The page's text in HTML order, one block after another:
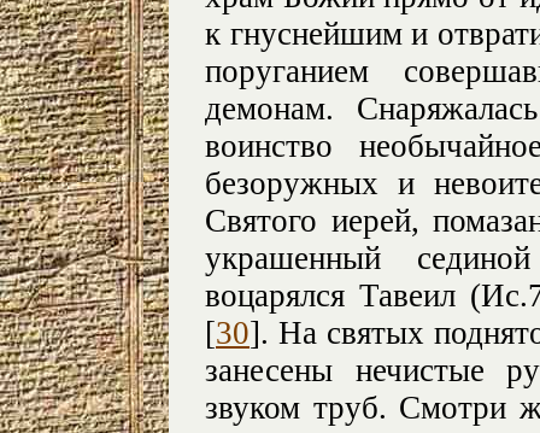
к гнуснейшим и
поруганием
демонам.
воинство
безоружных и
Святого иерей,
украшенный
воцарялся Тавеил
[30]. На святых
занесены нечистые
звуком труб. Смотри